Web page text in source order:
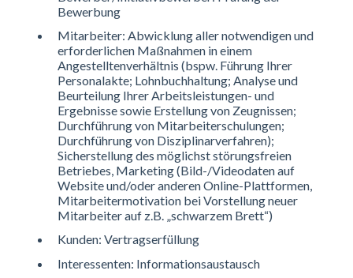
Bewerbung
Mitarbeiter: Abwicklung aller notwendigen und
erforderlichen Maßnahmen in einem
Angestelltenverhältnis (bspw. Führung Ihrer
Personalakte; Lohnbuchhaltung; Analyse und
Beurteilung Ihrer Arbeitsleistungen- und
Ergebnisse sowie Erstellung von Zeugnissen;
Durchführung von Mitarbeiterschulungen;
Durchführung von Disziplinarverfahren);
Sicherstellung des möglichst störungsfreien
Betriebes, Marketing (Bild-/Videodaten auf
Website und/oder anderen Online-Plattformen,
Mitarbeitermotivation bei Vorstellung neuer
Mitarbeiter auf z.B. „schwarzem Brett“)
Kunden: Vertragserfüllung
Interessenten: Informationsaustausch